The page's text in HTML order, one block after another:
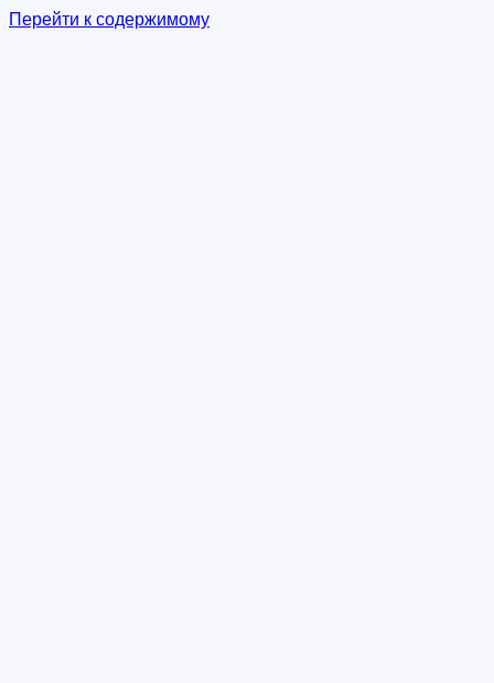
Перейти к содержимому